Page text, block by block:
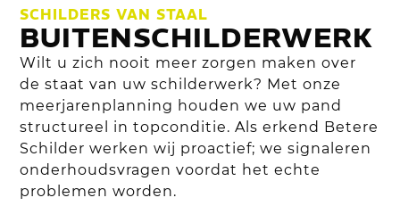
SCHILDERS VAN STAAL
BUITENSCHILDERWERK
Wilt u zich nooit meer zorgen maken over
de staat van uw schilderwerk? Met onze
meerjarenplanning houden we uw pand
structureel in topconditie. Als erkend Betere
Schilder werken wij proactief; we signaleren
onderhoudsvragen voordat het echte
problemen worden.